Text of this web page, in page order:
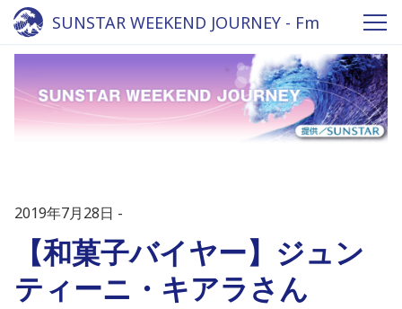
SUNSTAR WEEKEND JOURNEY - Fm
yokohama 84.7
2019年7月28日
【和菓子バイヤー】ジュン
ティーニ・キアラさん